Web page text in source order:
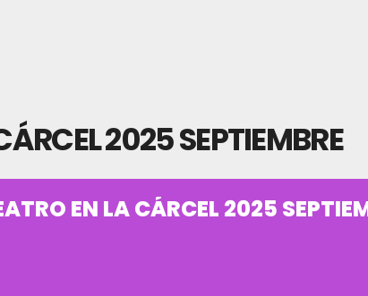
2025 SEPTIEMBRE
EN LA CÁRCEL 2025